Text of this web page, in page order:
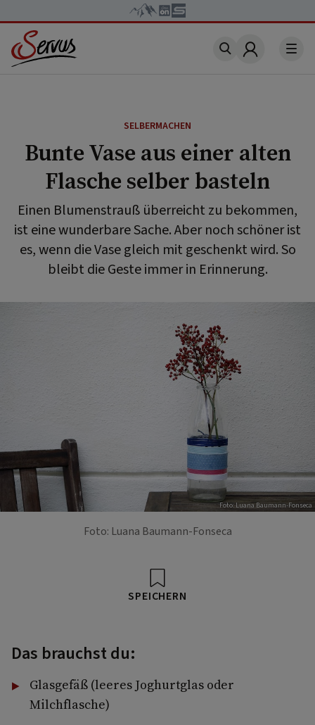
Account
SELBERMACHEN
Bunte Vase aus einer alten
Flasche selber basteln
Einen Blumenstrauß überreicht zu bekommen,
ist eine wunderbare Sache. Aber noch schöner ist
es, wenn die Vase gleich mit geschenkt wird. So
bleibt die Geste immer in Erinnerung.
Foto: Luana Baumann-Fonseca
Foto: Luana Baumann-Fonseca
SPEICHERN
Das brauchst du:
Glasgefäß (leeres Joghurtglas oder
Milchflasche)